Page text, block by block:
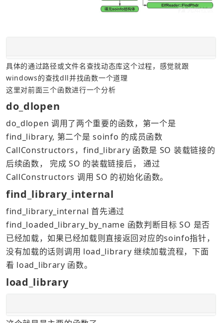
具体的通过路径或文件名查找动态库这个过程，感觉就跟
windows的查找dll并找函数一个道理
这里对前面三个函数进行一个分析
do_dlopen
do_dlopen 调用了两个重要的函数，第一个是
find_library, 第二个是 soinfo 的成员函数
CallConstructors，find_library 函数是 SO 装载链接的
后续函数， 完成 SO 的装载链接后， 通过
CallConstructors 调用 SO 的初始化函数。
find_library_internal
find_library_internal 首先通过
find_loaded_library_by_name 函数判断目标 SO 是否
已经加载，如果已经加载则直接返回对应的soinfo指针，
没有加载的话则调用 load_library 继续加载流程，下面
看 load_library 函数。
load_library